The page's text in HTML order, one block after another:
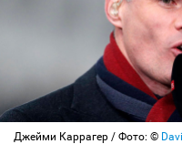
Джейми Каррагер / Фото: ©